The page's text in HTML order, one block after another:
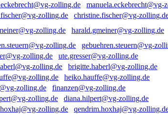
manuela.eckebrecht@vg-
christine.fischer@vg-
harald.gmeiner@vg-zolling.de
gebuehren.steuern@vg-
ute.gresser@vg-zolling.de
brigitte.haberl@vg-zolling.de
heiko.hauffe@vg-zolling.de
finanzen@vg-zolling.de
diana.hilpert@vg-zolling.de
qendrim.hoxhaj@vg-